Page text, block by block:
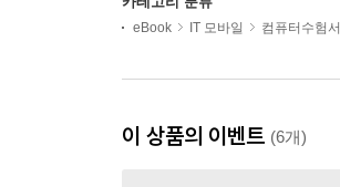
eBook IT 모바일 컴퓨터수험서
이 상품의 이벤트 (6개)